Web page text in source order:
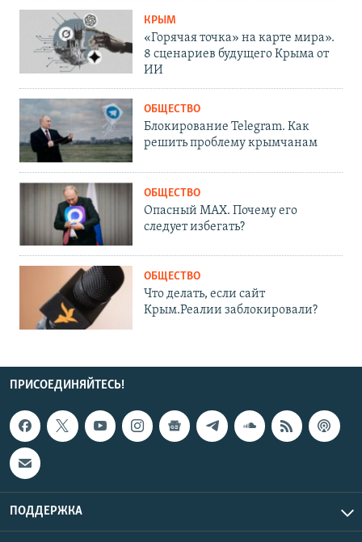
КРЫМ
«Горячая точка» на карте мира».
8 сценариев будущего Крыма от
ИИ
ОБЩЕСТВО
Блокирование Telegram. Как
решить проблему крымчанам
ОБЩЕСТВО
Опасный MAX. Почему его
следует избегать?
ОБЩЕСТВО
Что делать, если сайт
Крым.Реалии заблокировали?
ПРИСОЕДИНЯЙТЕСЬ!
ПОДДЕРЖКА